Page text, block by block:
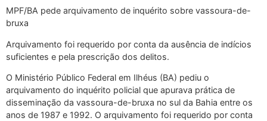
MPF/BA pede arquivamento de inquérito sobre vassoura-de-
bruxa
Arquivamento foi requerido por conta da ausência de indícios
suficientes e pela prescrição dos delitos.
O Ministério Público Federal em Ilhéus (BA) pediu o
arquivamento do inquérito policial que apurava prática de
disseminação da vassoura-de-bruxa no sul da Bahia entre os
anos de 1987 e 1992. O arquivamento foi requerido por conta